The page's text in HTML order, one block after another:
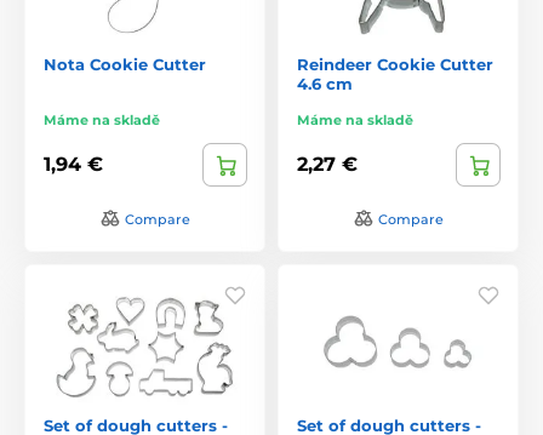
Nota Cookie Cutter
Máme na skladě
1,94 €
Compare
Reindeer Cookie Cutter
4.6 cm
Máme na skladě
2,27 €
Compare
Set of dough cutters -
Set of dough cutters -